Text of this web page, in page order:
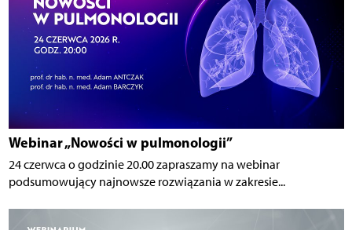
Webinar „Nowości w pulmonologii”
24 czerwca o godzinie 20.00 zapraszamy na webinar
podsumowujący najnowsze rozwiązania w zakresie...